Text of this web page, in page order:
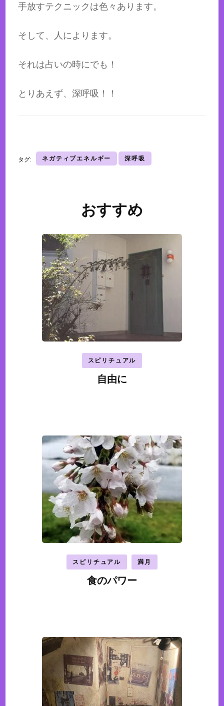
手放すテクニックは色々あります。
そして、人によります。
それは占いの時にでも！
とりあえず、深呼吸！！
タグ: ネガティブエネルギー 深呼吸
おすすめ
スピリチュアル
自由に
スピリチュアル 満月
食のパワー